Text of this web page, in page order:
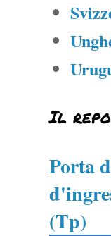
Il
Porta
(Tp)